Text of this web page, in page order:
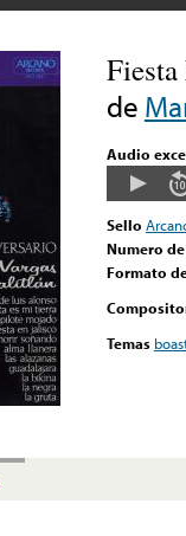
de
Audio
Sello
Numero
Formato
Temas